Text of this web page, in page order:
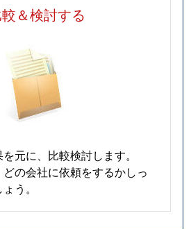
＆検討する
元に、比較検討します。
の会社に依頼をするかしっ
う。